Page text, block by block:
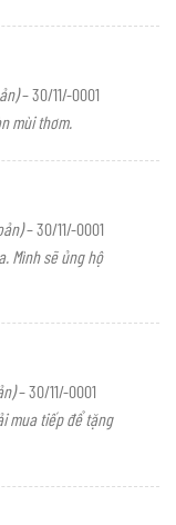
–30/11/-0001
mùi thơm.
–30/11/-0001
Mình sẽ ủng hộ
–30/11/-0001
mua tiếp để tặng